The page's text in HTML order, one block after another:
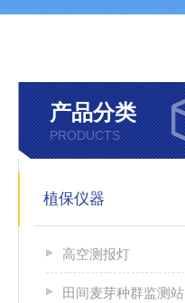
产品分类
PRODUCTS
植保仪器
高空测报灯
田间麦芽种群监测站